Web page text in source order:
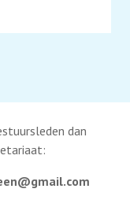
dan